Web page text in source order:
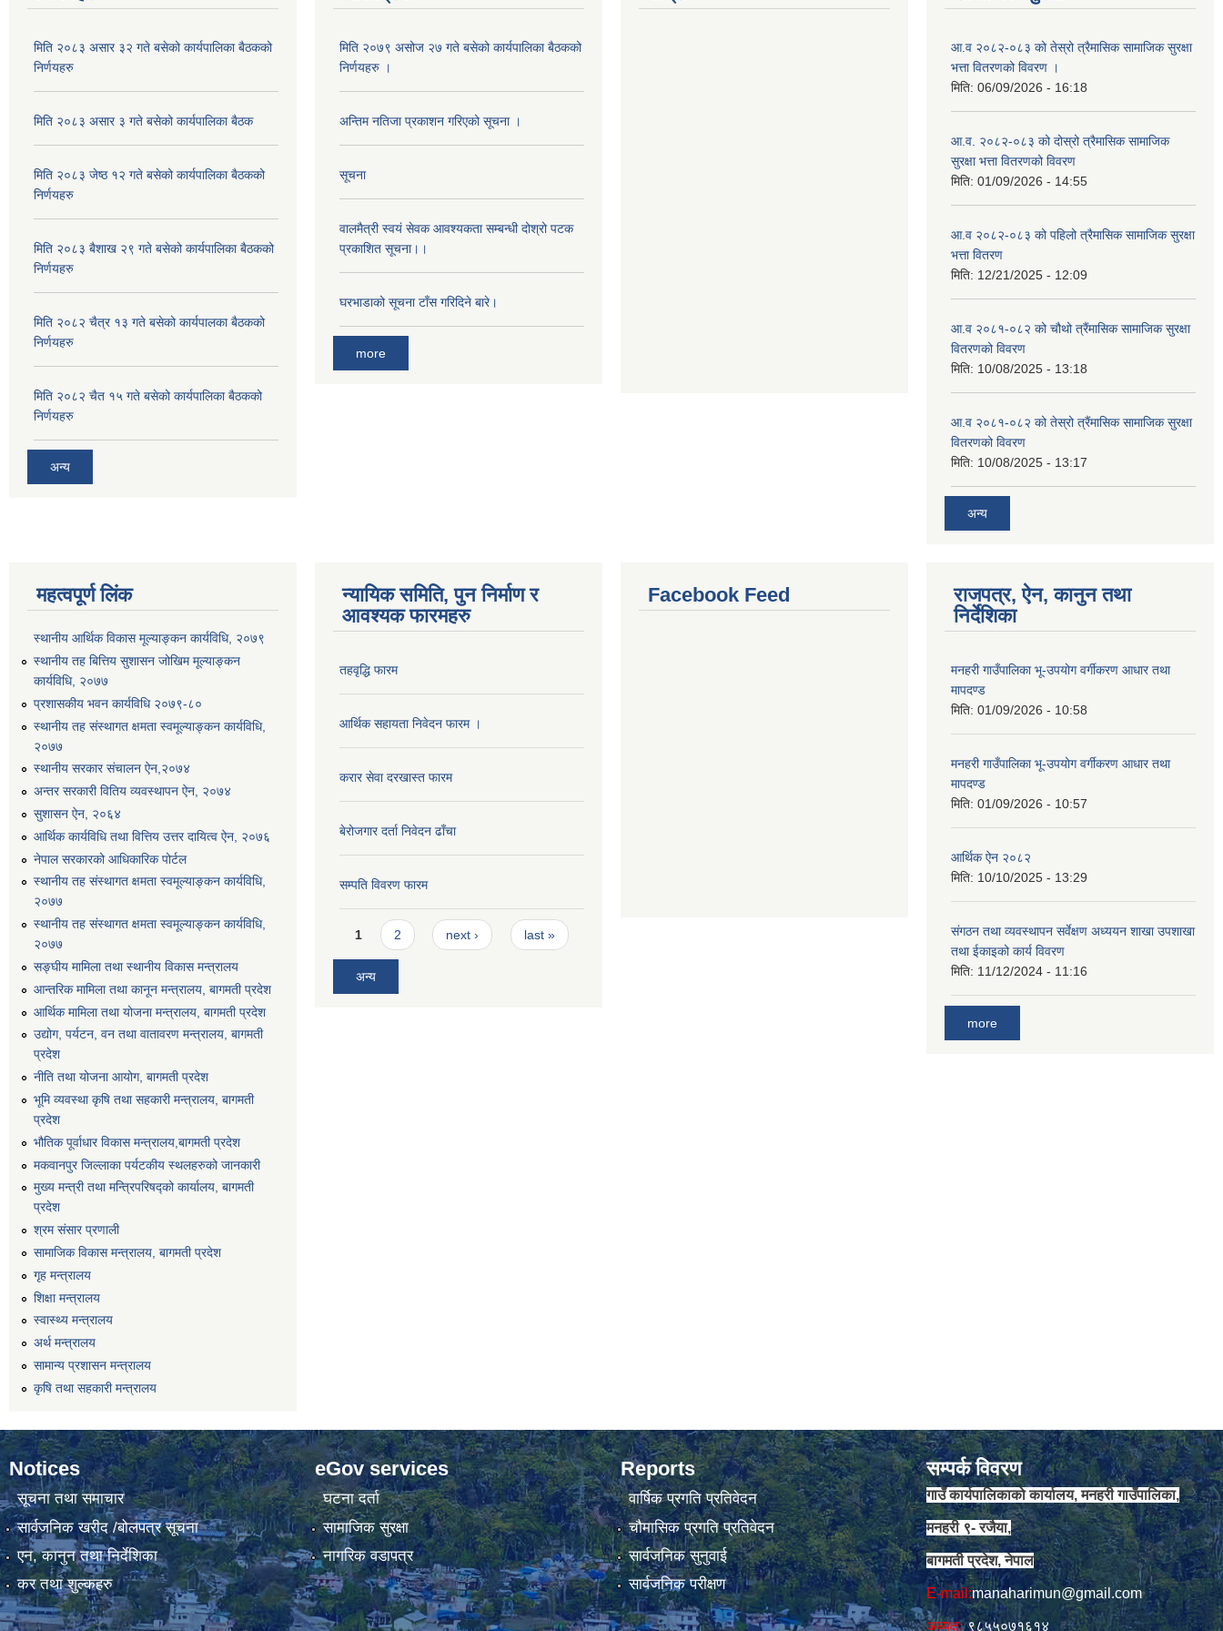
मिति २०८३ असार ३२ गते बसेको कार्यपालिका बैठकको
निर्णयहरु
मिति २०८३ असार ३ गते बसेको कार्यपालिका बैठक
मिति २०८३ जेष्ठ १२ गते बसेको कार्यपालिका बैठकको
निर्णयहरु
मिति २०८३ बैशाख २९ गते बसेको कार्यपालिका बैठकको
निर्णयहरु
मिति २०८२ चैत्र १३ गते बसेको कार्यपालका बैठकको
निर्णयहरु
मिति २०८२ चैत १५ गते बसेको कार्यपालिका बैठकको
निर्णयहरु
अन्य
मिति २०७९ असोज २७ गते बसेको कार्यपालिका बैठकको
निर्णयहरु ।
अन्तिम नतिजा प्रकाशन गरिएको सूचना ।
सूचना
वालमैत्री स्वय‌ं सेवक आवश्यकता सम्बन्धी दोश्रो पटक
प्रकाशित सूचना।।
घरभाडाको सूचना टाँस गरिदिने बारे।
more
आ.व २०८२-०८३ को तेस्रो त्रैमासिक सामाजिक सुरक्षा
भत्ता वितरणको विवरण ।
मिति: 06/09/2026 - 16:18
आ.व. २०८२-०८३ को दोस्रो त्रैमासिक सामाजिक
सुरक्षा भत्ता वितरणको विवरण
मिति: 01/09/2026 - 14:55
आ.व २०८२-०८३ को पहिलो त्रैमासिक सामाजिक सुरक्षा
भत्ता वितरण
मिति: 12/21/2025 - 12:09
आ.व २०८१-०८२ को चौथो त्रैंमासिक सामाजिक सुरक्षा
वितरणको विवरण
मिति: 10/08/2025 - 13:18
आ.व २०८१-०८२ को तेस्रो त्रैंमासिक सामाजिक सुरक्षा
वितरणको विवरण
मिति: 10/08/2025 - 13:17
अन्य
महत्वपूर्ण लिंक
स्थानीय आर्थिक विकास मूल्याङ्कन कार्यविधि, २०७९
स्थानीय तह बित्तिय सुशासन जोखिम मूल्याङ्कन
कार्यविधि, २०७७
प्रशासकीय भवन कार्यविधि २०७९-८०
स्थानीय तह संस्थागत क्षमता स्वमूल्याङ्कन कार्यविधि,
२०७७
स्थानीय सरकार संचालन ऐन,२०७४
अन्तर सरकारी वितिय व्यवस्थापन ऐन, २०७४
सुशासन ऐन, २०६४
आर्थिक कार्यविधि तथा वित्तिय उत्तर दायित्व ऐन, २०७६
नेपाल सरकारको आधिकारिक पोर्टल
स्थानीय तह संस्थागत क्षमता स्वमूल्याङ्कन कार्यविधि,
२०७७
स्थानीय तह संस्थागत क्षमता स्वमूल्याङ्कन कार्यविधि,
२०७७
सङ्घीय मामिला तथा स्थानीय विकास मन्त्रालय
आन्तरिक मामिला तथा कानून मन्त्रालय, बागमती प्रदेश
आर्थिक मामिला तथा योजना मन्त्रालय, बागमती प्रदेश
उद्योग, पर्यटन, वन तथा वातावरण मन्त्रालय, बागमती
प्रदेश
नीति तथा योजना आयोग, बागमती प्रदेश
भूमि व्यवस्था कृषि तथा सहकारी मन्त्रालय, बागमती
प्रदेश
भौतिक पूर्वाधार विकास मन्त्रालय,बागमती प्रदेश
मकवानपुर जिल्लाका पर्यटकीय स्थलहरुको जानकारी
मुख्य मन्त्री तथा मन्त्रिपरिषद्को कार्यालय, बागमती
प्रदेश
श्रम संसार प्रणाली
सामाजिक विकास मन्त्रालय, बागमती प्रदेश
गृह मन्त्रालय
शिक्षा मन्त्रालय
स्वास्थ्य मन्त्रालय
अर्थ मन्त्रालय
सामान्य प्रशासन मन्त्रालय
कृषि तथा सहकारी मन्त्रालय
न्यायिक समिति, पुन निर्माण र
आवश्यक फारमहरु
तहवृद्धि फारम
आर्थिक सहायता निवेदन फारम ।
करार सेवा दरखास्त फारम
बेरोजगार दर्ता निवेदन ढाँचा
सम्पति विवरण फारम
Pages
1 2 next › last »
अन्य
Facebook Feed
राजपत्र, ऐन, कानुन तथा
निर्देशिका
मनहरी गाउँपालिका भू-उपयोग वर्गीकरण आधार तथा
मापदण्ड
मिति: 01/09/2026 - 10:58
मनहरी गाउँपालिका भू-उपयोग वर्गीकरण आधार तथा
मापदण्ड
मिति: 01/09/2026 - 10:57
आर्थिक ऐन २०८२
मिति: 10/10/2025 - 13:29
संगठन तथा व्यवस्थापन सर्वेक्षण अध्ययन शाखा उपशाखा
तथा ईकाइको कार्य विवरण
मिति: 11/12/2024 - 11:16
more
Notices
सूचना तथा समाचार
सार्वजनिक खरीद /बोलपत्र सूचना
एन, कानुन तथा निर्देशिका
कर तथा शुल्कहरु
eGov services
घटना दर्ता
सामाजिक सुरक्षा
नागरिक वडापत्र
Reports
वार्षिक प्रगति प्रतिवेदन
चौमासिक प्रगति प्रतिवेदन
सार्वजनिक सुनुवाई
सार्वजनिक परीक्षण
सम्पर्क विवरण
गाउँ कार्यपालिकाको कार्यालय, मनहरी गाउँपालिका,
मनहरी ९- रजैया,
बागमती प्रदेश, नेपाल
E-mail:manaharimun@gmail.com
अध्यक्षः९८५५०७१६१४